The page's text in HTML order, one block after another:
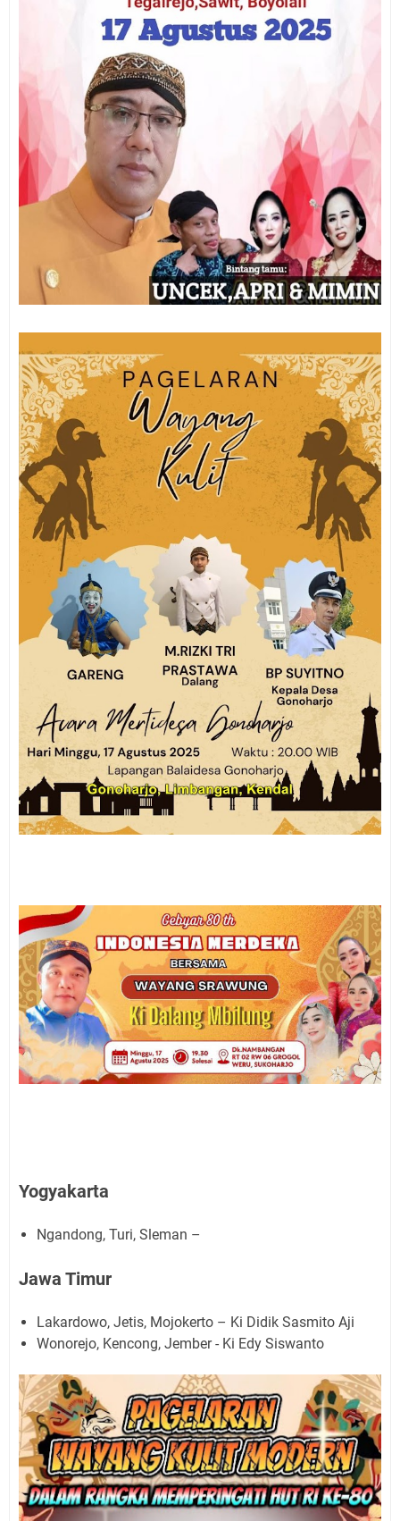
Yogyakarta
Ngandong, Turi, Sleman –
Jawa Timur
Lakardowo, Jetis, Mojokerto – Ki Didik Sasmito Aji
Wonorejo, Kencong, Jember - Ki Edy Siswanto